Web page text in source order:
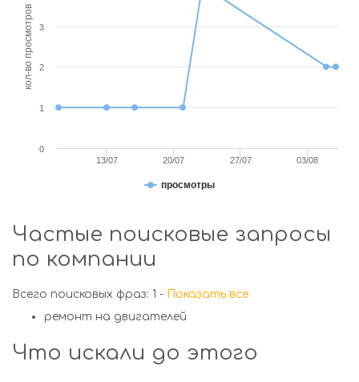
кол-во просмотров
просмотры
13/07 20/07 27/07 03/08
0
1
2
3
Частые поисковые запросы
по компании
Всего поисковых фраз: 1 - Показать все
ремонт на двигателей
Что искали до этого